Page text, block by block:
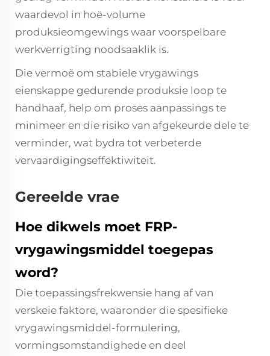
waardevol in hoë-volume
produksieomgewings waar voorspelbare
werkverrigting noodsaaklik is.
Die vermoë om stabiele vrygawings
eienskappe gedurende produksie loop te
handhaaf, help om proses aanpassings te
minimeer en die risiko van afgekeurde dele te
verminder, wat bydra tot verbeterde
vervaardigingseffektiwiteit.
Gereelde vrae
Hoe dikwels moet FRP-
vrygawingsmiddel toegepas
word?
Die toepassingsfrekwensie hang af van
verskeie faktore, waaronder die spesifieke
vrygawingsmiddel-formulering,
vormingsomstandighede en deel